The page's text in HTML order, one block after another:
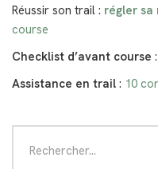
Réussir son trail : régler sa
course
Checklist d’avant course :
Assistance en trail : 10